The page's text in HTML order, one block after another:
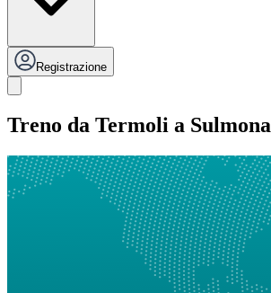
Registrazione
Treno da Termoli a Sulmona